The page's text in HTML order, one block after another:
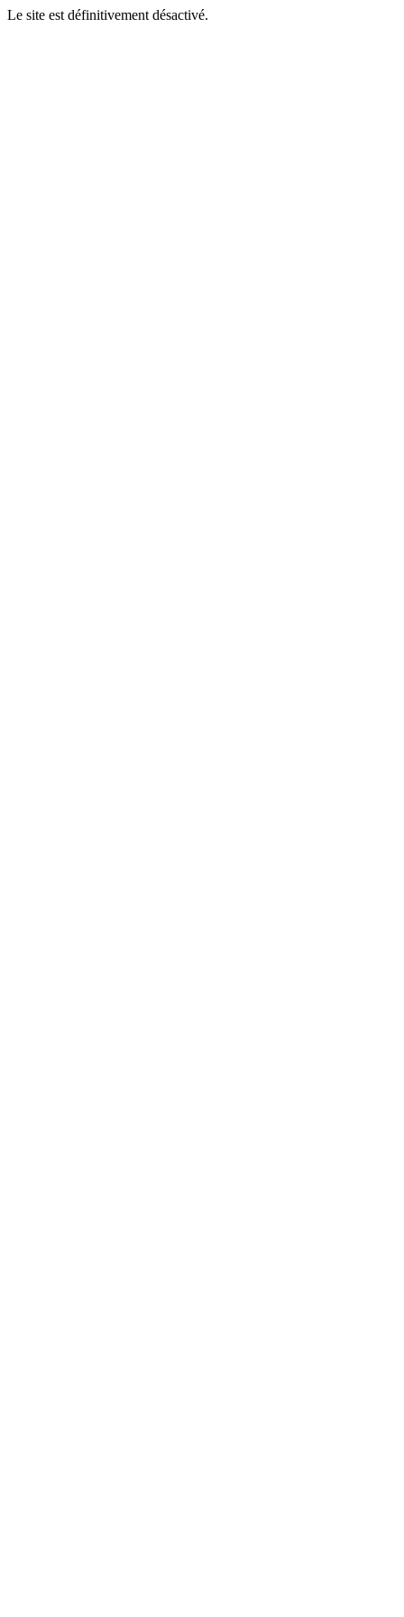
Le site est définitivement désactivé.